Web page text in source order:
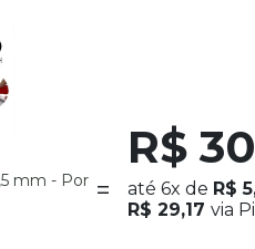
mm - Por
R$
até 6x de R$
R$ 29,17 via